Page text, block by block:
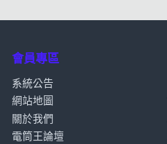
會員專區
系統公告
網站地圖
關於我們
電筒王論壇